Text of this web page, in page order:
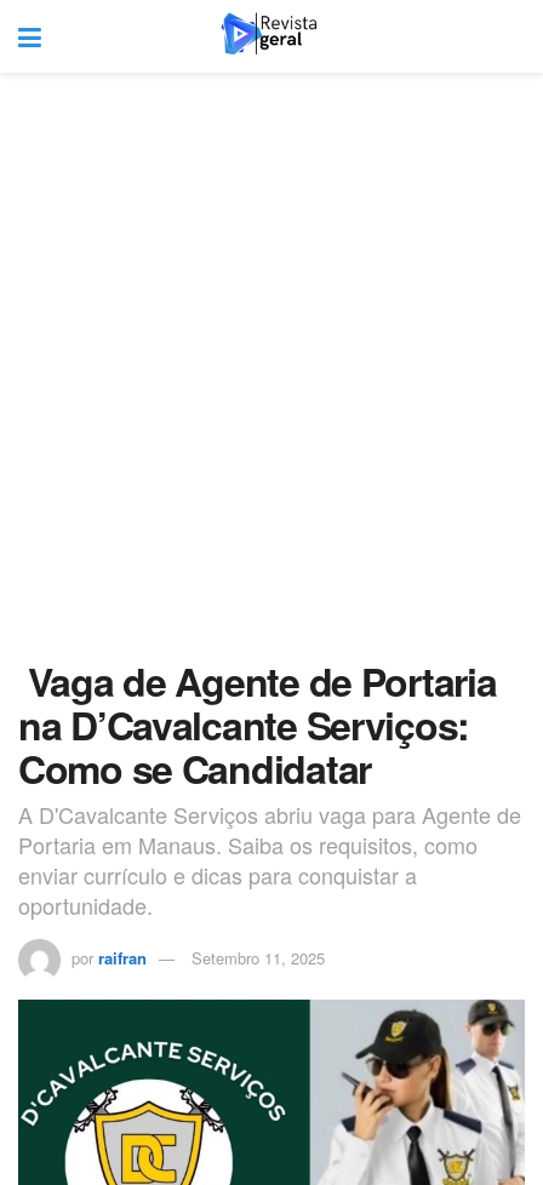
Vaga de Agente de Portaria
na D’Cavalcante Serviços:
Como se Candidatar
A D'Cavalcante Serviços abriu vaga para Agente de
Portaria em Manaus. Saiba os requisitos, como
enviar currículo e dicas para conquistar a
oportunidade.
por raifran Setembro 11, 2025